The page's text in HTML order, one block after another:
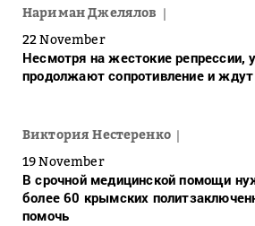
Нариман Джелялов
22 November
Несмотря на жестокие
продолжают сопротивление и
Виктория Нестеренко
19 November
В срочной медицинской помощи
более 60 крымских
помочь